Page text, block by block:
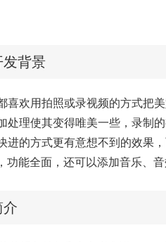
发背景
喜欢用拍照或录视频的方式把
处理使其变得唯美一些，录制
进的方式更有意想不到的效果
，功能全面，还可以添加音乐、
介